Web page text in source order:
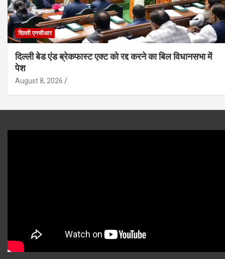
दिल्ली एनसीआर
दिल्ली बेड एंड ब्रेकफास्ट एक्ट को रद्द करने का बिल विधानसभा में
पेश
August 8, 2026